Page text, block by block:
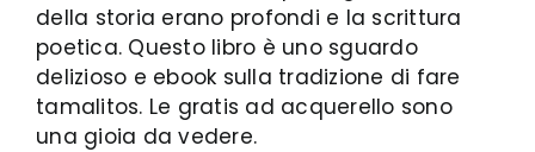
della storia erano profondi e la scrittura
poetica. Questo libro è uno sguardo
delizioso e ebook sulla tradizione di fare
tamalitos. Le gratis ad acquerello sono
una gioia da vedere.